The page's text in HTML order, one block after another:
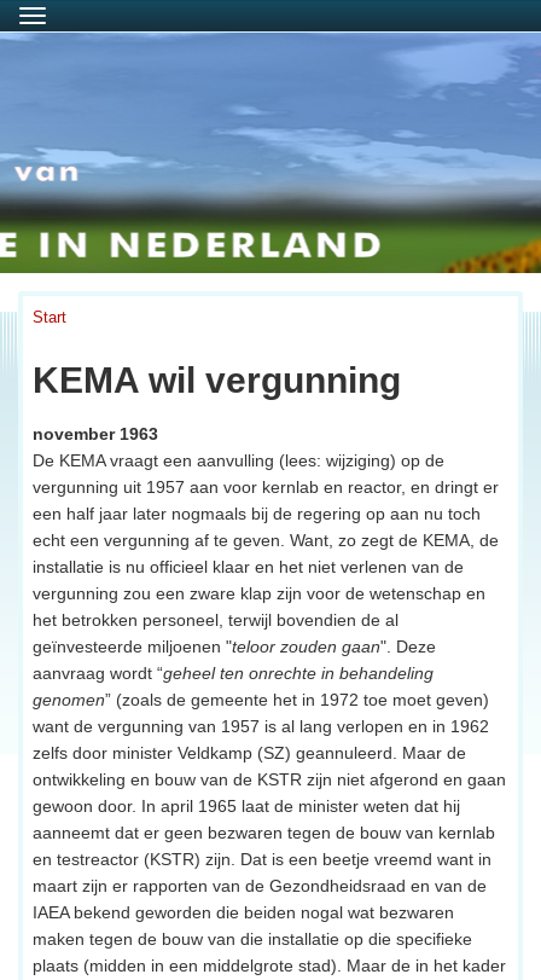
Menu
Start
KEMA wil vergunning
november 1963
De KEMA vraagt een aanvulling (lees: wijziging) op de
vergunning uit 1957 aan voor kernlab en reactor, en dringt er
een half jaar later nogmaals bij de regering op aan nu toch
echt een vergunning af te geven. Want, zo zegt de KEMA, de
installatie is nu officieel klaar en het niet verlenen van de
vergunning zou een zware klap zijn voor de wetenschap en
het betrokken personeel, terwijl bovendien de al
geïnvesteerde miljoenen "teloor zouden gaan". Deze
aanvraag wordt “geheel ten onrechte in behandeling
genomen” (zoals de gemeente het in 1972 toe moet geven)
want de vergunning van 1957 is al lang verlopen en in 1962
zelfs door minister Veldkamp (SZ) geannuleerd. Maar de
ontwikkeling en bouw van de KSTR zijn niet afgerond en gaan
gewoon door. In april 1965 laat de minister weten dat hij
aanneemt dat er geen bezwaren tegen de bouw van kernlab
en testreactor (KSTR) zijn. Dat is een beetje vreemd want in
maart zijn er rapporten van de Gezondheidsraad en van de
IAEA bekend geworden die beiden nogal wat bezwaren
maken tegen de bouw van die installatie op die specifieke
plaats (midden in een middelgrote stad). Maar de in het kader